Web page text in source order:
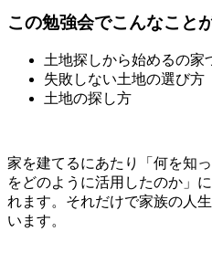
この勉強会でこんなこと
土地探しから始めるの家
失敗しない土地の選び方
土地の探し方
家を建てるにあたり「何を知
をどのように活用したのか」
れます。それだけで家族の人
います。